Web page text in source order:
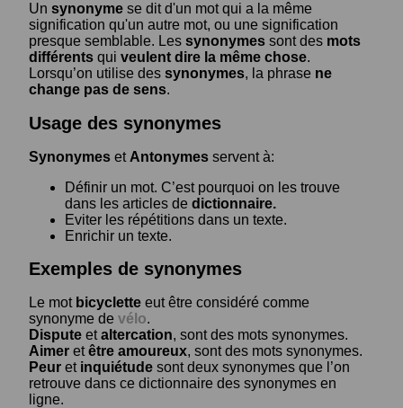
Un synonyme se dit d'un mot qui a la même
signification qu'un autre mot, ou une signification
presque semblable. Les synonymes sont des mots
différents qui veulent dire la même chose.
Lorsqu’on utilise des synonymes, la phrase ne
change pas de sens.
Usage des synonymes
Synonymes et Antonymes servent à:
Définir un mot. C’est pourquoi on les trouve
dans les articles de dictionnaire.
Eviter les répétitions dans un texte.
Enrichir un texte.
Exemples de synonymes
Le mot bicyclette eut être considéré comme
synonyme de vélo.
Dispute etaltercation, sont des mots synonymes.
Aimer etêtre amoureux, sont des mots synonymes.
Peur et inquiétude sont deux synonymes que l’on
retrouve dans ce dictionnaire des synonymes en
ligne.